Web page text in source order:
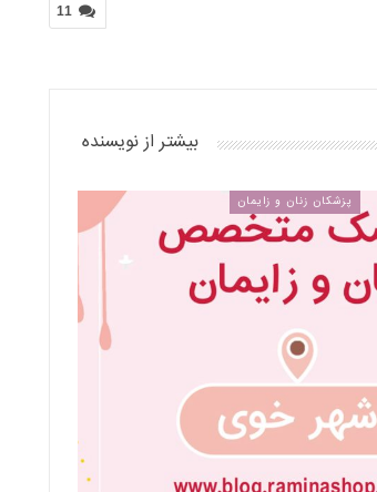
11
بیشتر از نویسنده
پزشکان زنان و زایمان